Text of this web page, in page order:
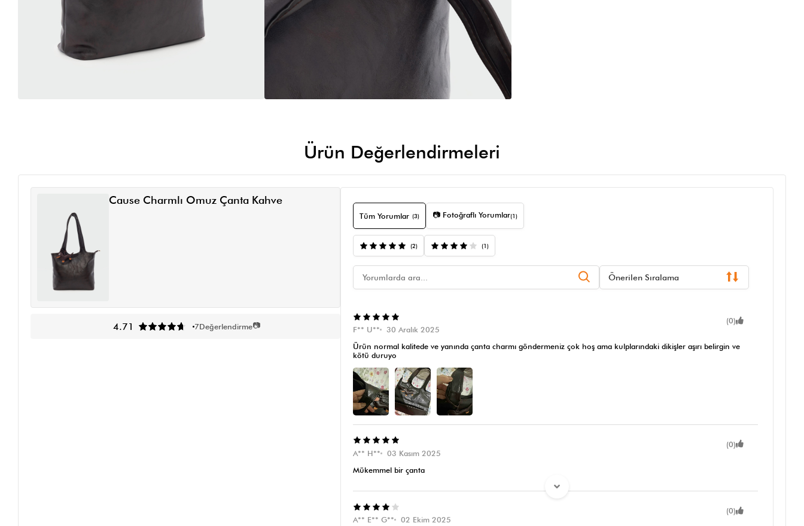
Ürün Değerlendirmeleri
Cause Charmlı Omuz Çanta Kahve
4.71 7Değerlendirme📷
Tüm Yorumlar (3) 📷 Fotoğraflı Yorumlar(1)
(2) (1)
Önerilen Sıralama
(0)
F** U**
30 Aralık 2025
Ürün normal kalitede ve yanında çanta charmı göndermeniz çok hoş ama kulplarındaki dikişler aşırı belirgin ve
kötü duruyo
(0)
A** H**
03 Kasım 2025
Mükemmel bir çanta
(0)
A** E** G**
02 Ekim 2025